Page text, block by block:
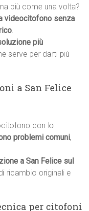
più come una volta?
videocitofono senza
.
più
serve per darti più
a San Felice
con lo
problemi comuni,
a San Felice sul
ricambio originali e
per citofoni